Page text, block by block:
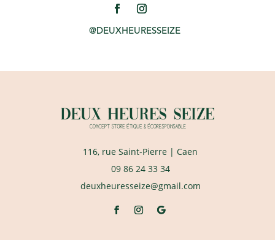
@DEUXHEURESSEIZE
116, rue Saint-Pierre | Caen
09 86 24 33 34
deuxheuresseize@gmail.com